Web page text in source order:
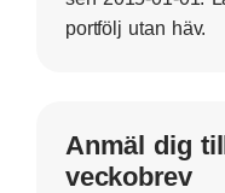
portfölj utan häv.
Anmäl dig
veckobrev